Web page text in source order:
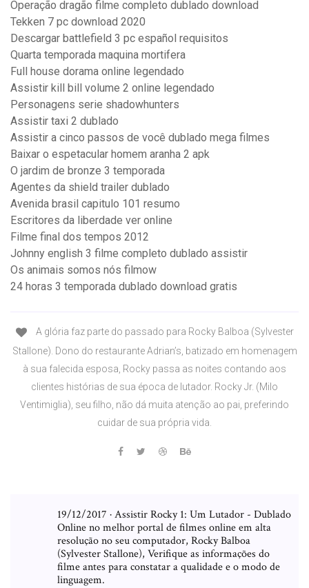
Operação dragão filme completo dublado download
Tekken 7 pc download 2020
Descargar battlefield 3 pc español requisitos
Quarta temporada maquina mortifera
Full house dorama online legendado
Assistir kill bill volume 2 online legendado
Personagens serie shadowhunters
Assistir taxi 2 dublado
Assistir a cinco passos de você dublado mega filmes
Baixar o espetacular homem aranha 2 apk
O jardim de bronze 3 temporada
Agentes da shield trailer dublado
Avenida brasil capitulo 101 resumo
Escritores da liberdade ver online
Filme final dos tempos 2012
Johnny english 3 filme completo dublado assistir
Os animais somos nós filmow
24 horas 3 temporada dublado download gratis
A glória faz parte do passado para Rocky Balboa (Sylvester
Stallone). Dono do restaurante Adrian’s, batizado em homenagem
à sua falecida esposa, Rocky passa as noites contando aos
clientes histórias de sua época de lutador. Rocky Jr. (Milo
Ventimiglia), seu filho, não dá muita atenção ao pai, preferindo
cuidar de sua própria vida.
19/12/2017 · Assistir Rocky 1: Um Lutador - Dublado
Online no melhor portal de filmes online em alta
resolução no seu computador, Rocky Balboa
(Sylvester Stallone), Verifique as informações do
filme antes para constatar a qualidade e o modo de
linguagem.